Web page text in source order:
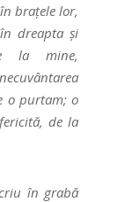
brațele lor,
dreapta și
la mine,
o purtam; o
de la
în grabă